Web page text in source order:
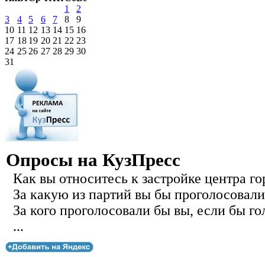
1
2
3
4 5 6 7 8
9
10 11 12 13 14 15 16
17 18 19 20 21 22 23
24 25 26 27 28 29 30
31
Опросы на КузПресс
Как вы относитесь к застройке центра
За какую из партий вы бы
За кого проголосовали бы вы, если бы
...